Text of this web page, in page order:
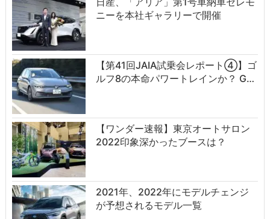
ニーを本社ギャラリーで開催
【第41回JAIA試乗会レポート④】ゴ
ルフ8の本命パワートレインか？ G…
【ワンダー速報】東京オートサロン
2022印象深かったブースは？
2021年、2022年にモデルチェンジ
が予想されるモデル一覧